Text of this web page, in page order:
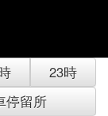
23時
停留所